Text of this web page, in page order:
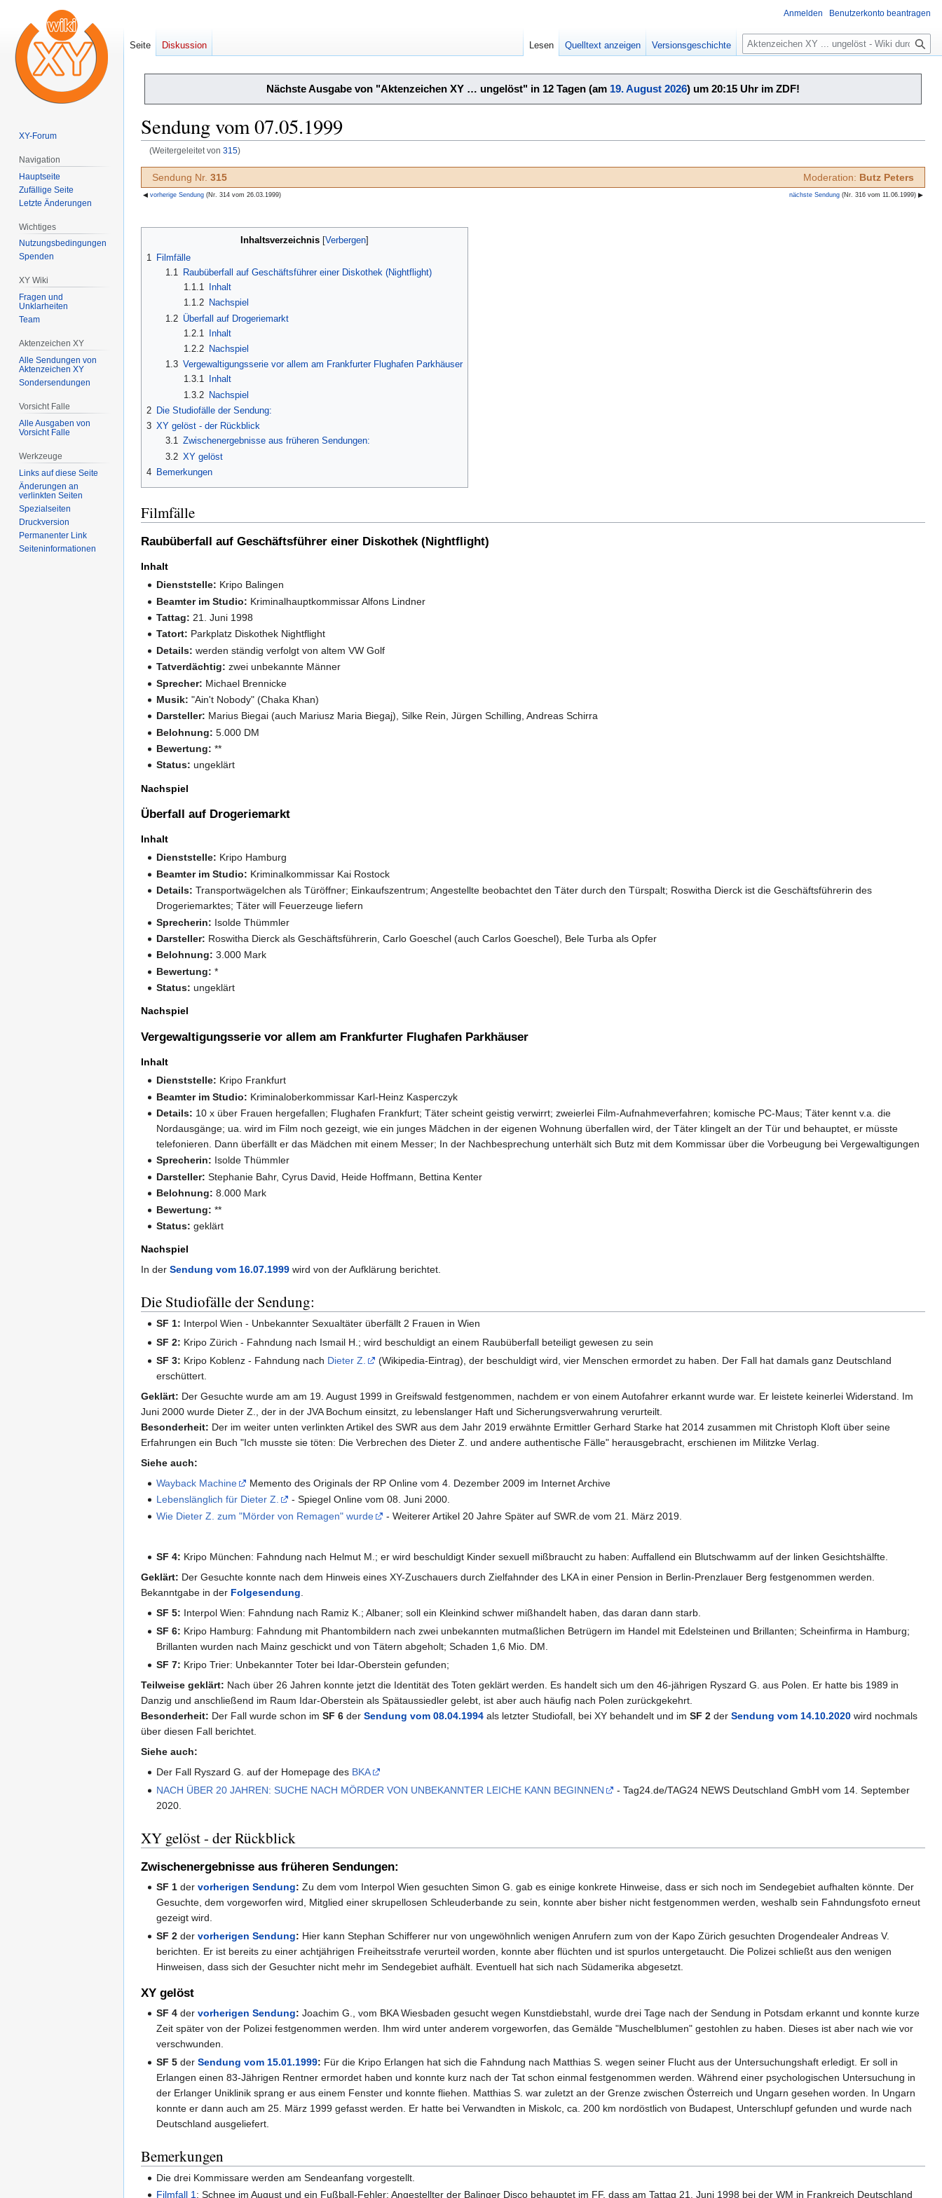
Nächste Ausgabe von "Aktenzeichen XY … ungelöst" in 12 Tagen (am 19. August 2026) um 20:15 Uhr im ZDF!
Sendung vom 07.05.1999
(Weitergeleitet von 315)
Zur
Navigation
Zur
Suche
Sendung Nr. 315 Moderation: Butz Peters
◀ vorherige Sendung (Nr. 314 vom 26.03.1999) nächste Sendung (Nr. 316 vom 11.06.1999) ▶
Inhaltsverzeichnis
1 Filmfälle
1.1
Raubüberfall auf Geschäftsführer einer Diskothek (Nightflight)
1.1.1
Inhalt
1.1.2 Nachspiel
1.2 Überfall auf Drogeriemarkt
1.2.1
Inhalt
1.2.2 Nachspiel
1.3 Vergewaltigungsserie vor allem am Frankfurter Flughafen Parkhäuser
1.3.1
Inhalt
1.3.2 Nachspiel
2 Die Studiofälle der Sendung:
3 XY gelöst - der Rückblick
3.1 Zwischenergebnisse aus früheren Sendungen:
3.2 XY gelöst
4 Bemerkungen
Filmfälle
Raubüberfall auf Geschäftsführer einer Diskothek (Nightflight)
Inhalt
Dienststelle: Kripo Balingen
Beamter im Studio: Kriminalhauptkommissar Alfons Lindner
Tattag: 21. Juni 1998
Tatort: Parkplatz Diskothek Nightflight
Details: werden ständig verfolgt von altem VW Golf
Tatverdächtig: zwei unbekannte Männer
Sprecher: Michael Brennicke
Musik: "Ain't Nobody" (Chaka Khan)
Darsteller: Marius Biegai (auch Mariusz Maria Biegaj), Silke Rein, Jürgen Schilling, Andreas Schirra
Belohnung: 5.000 DM
Bewertung: **
Status: ungeklärt
Nachspiel
Überfall auf Drogeriemarkt
Inhalt
Dienststelle: Kripo Hamburg
Beamter im Studio: Kriminalkommissar Kai Rostock
Details: Transportwägelchen als Türöffner; Einkaufszentrum; Angestellte beobachtet den Täter durch den Türspalt; Roswitha Dierck ist die Geschäftsführerin des
Drogeriemarktes; Täter will Feuerzeuge liefern
Sprecherin: Isolde Thümmler
Darsteller: Roswitha Dierck als Geschäftsführerin, Carlo Goeschel (auch Carlos Goeschel), Bele Turba als Opfer
Belohnung: 3.000 Mark
Bewertung: *
Status: ungeklärt
Nachspiel
Vergewaltigungsserie vor allem am Frankfurter Flughafen Parkhäuser
Inhalt
Dienststelle: Kripo Frankfurt
Beamter im Studio: Kriminaloberkommissar Karl-Heinz Kasperczyk
Details: 10 x über Frauen hergefallen; Flughafen Frankfurt; Täter scheint geistig verwirrt; zweierlei Film-Aufnahmeverfahren; komische PC-Maus; Täter kennt v.a. die
Nordausgänge; ua. wird im Film noch gezeigt, wie ein junges Mädchen in der eigenen Wohnung überfallen wird, der Täter klingelt an der Tür und behauptet, er müsste
telefonieren. Dann überfällt er das Mädchen mit einem Messer; In der Nachbesprechung unterhält sich Butz mit dem Kommissar über die Vorbeugung bei Vergewaltigungen
Sprecherin: Isolde Thümmler
Darsteller: Stephanie Bahr, Cyrus David, Heide Hoffmann, Bettina Kenter
Belohnung: 8.000 Mark
Bewertung: **
Status: geklärt
Nachspiel
In der Sendung vom 16.07.1999 wird von der Aufklärung berichtet.
Die Studiofälle der Sendung:
SF 1: Interpol Wien - Unbekannter Sexualtäter überfällt 2 Frauen in Wien
SF 2: Kripo Zürich - Fahndung nach Ismail H.; wird beschuldigt an einem Raubüberfall beteiligt gewesen zu sein
SF 3: Kripo Koblenz - Fahndung nach Dieter Z.
(Wikipedia-Eintrag), der beschuldigt wird, vier Menschen ermordet zu haben. Der Fall hat damals ganz Deutschland
erschüttert.
Geklärt: Der Gesuchte wurde am am 19. August 1999 in Greifswald festgenommen, nachdem er von einem Autofahrer erkannt wurde war. Er leistete keinerlei Widerstand. Im
Juni 2000 wurde Dieter Z., der in der JVA Bochum einsitzt, zu lebenslanger Haft und Sicherungsverwahrung verurteilt.
Besonderheit: Der im weiter unten verlinkten Artikel des SWR aus dem Jahr 2019 erwähnte Ermittler Gerhard Starke hat 2014 zusammen mit Christoph Kloft über seine
Erfahrungen ein Buch "Ich musste sie töten: Die Verbrechen des Dieter Z. und andere authentische Fälle" herausgebracht, erschienen im Militzke Verlag.
Siehe auch:
Wayback Machine
Memento des Originals der RP Online vom 4. Dezember 2009 im Internet Archive
Lebenslänglich für Dieter Z.
- Spiegel Online vom 08. Juni 2000.
Wie Dieter Z. zum "Mörder von Remagen" wurde
- Weiterer Artikel 20 Jahre Später auf SWR.de vom 21. März 2019.
SF 4: Kripo München: Fahndung nach Helmut M.; er wird beschuldigt Kinder sexuell mißbraucht zu haben: Auffallend ein Blutschwamm auf der linken Gesichtshälfte.
Geklärt: Der Gesuchte konnte nach dem Hinweis eines XY-Zuschauers durch Zielfahnder des LKA in einer Pension in Berlin-Prenzlauer Berg festgenommen werden.
Bekanntgabe in der Folgesendung
SF 5: Interpol Wien: Fahndung nach Ramiz K.; Albaner; soll ein Kleinkind schwer mißhandelt haben, das daran dann starb.
SF 6: Kripo Hamburg: Fahndung mit Phantombildern nach zwei unbekannten mutmaßlichen Betrügern im Handel mit Edelsteinen und Brillanten; Scheinfirma in Hamburg;
Brillanten wurden nach Mainz geschickt und von Tätern abgeholt; Schaden 1,6 Mio. DM.
SF 7: Kripo Trier: Unbekannter Toter bei Idar-Oberstein gefunden;
Teilweise geklärt: Nach über 26 Jahren konnte jetzt die Identität des Toten geklärt werden. Es handelt sich um den 46-jährigen Ryszard G. aus Polen. Er hatte bis 1989 in
Danzig und anschließend im Raum Idar-Oberstein als Spätaussiedler gelebt, ist aber auch häufig nach Polen zurückgekehrt.
Besonderheit: Der Fall wurde schon im SF 6 der Sendung vom 08.04.1994 als letzter Studiofall, bei XY behandelt und im SF 2 der Sendung vom 14.10.2020 wird nochmals
über diesen Fall berichtet.
Siehe auch:
Der Fall Ryszard G. auf der Homepage des BKA
NACH ÜBER 20 JAHREN: SUCHE NACH MÖRDER VON UNBEKANNTER LEICHE KANN BEGINNEN
- Tag24.de/TAG24 NEWS Deutschland GmbH vom 14. September
2020.
XY gelöst - der Rückblick
Zwischenergebnisse aus früheren Sendungen:
SF 1 dervorherigen Sendung: Zu dem vom Interpol Wien gesuchten Simon G. gab es einige konkrete Hinweise, dass er sich noch im Sendegebiet aufhalten könnte. Der
Gesuchte, dem vorgeworfen wird, Mitglied einer skrupellosen Schleuderbande zu sein, konnte aber bisher nicht festgenommen werden, weshalb sein Fahndungsfoto erneut
gezeigt wird.
SF 2 dervorherigen Sendung: Hier kann Stephan Schifferer nur von ungewöhnlich wenigen Anrufern zum von der Kapo Zürich gesuchten Drogendealer Andreas V.
berichten. Er ist bereits zu einer achtjährigen Freiheitsstrafe verurteil worden, konnte aber flüchten und ist spurlos untergetaucht. Die Polizei schließt aus den wenigen
Hinweisen, dass sich der Gesuchter nicht mehr im Sendegebiet aufhält. Eventuell hat sich nach Südamerika abgesetzt.
XY gelöst
SF 4 dervorherigen Sendung: Joachim G., vom BKA Wiesbaden gesucht wegen Kunstdiebstahl, wurde drei Tage nach der Sendung in Potsdam erkannt und konnte kurze
Zeit später von der Polizei festgenommen werden. Ihm wird unter anderem vorgeworfen, das Gemälde "Muschelblumen" gestohlen zu haben. Dieses ist aber nach wie vor
verschwunden.
SF 5 derSendung vom 15.01.1999: Für die Kripo Erlangen hat sich die Fahndung nach Matthias S. wegen seiner Flucht aus der Untersuchungshaft erledigt. Er soll in
Erlangen einen 83-Jährigen Rentner ermordet haben und konnte kurz nach der Tat schon einmal festgenommen werden. Während einer psychologischen Untersuchung in
der Erlanger Uniklinik sprang er aus einem Fenster und konnte fliehen. Matthias S. war zuletzt an der Grenze zwischen Österreich und Ungarn gesehen worden. In Ungarn
konnte er dann auch am 25. März 1999 gefasst werden. Er hatte bei Verwandten in Miskolc, ca. 200 km nordöstlich von Budapest, Unterschlupf gefunden und wurde nach
Deutschland ausgeliefert.
Bemerkungen
Die drei Kommissare werden am Sendeanfang vorgestellt.
Filmfall 1 : Schnee im August und ein Fußball-Fehler: Angestellter der Balinger Disco behauptet im FF, dass am Tattag 21. Juni 1998 bei der WM in Frankreich Deutschland
Anmelden Benutzerkonto beantragen
Seite Diskussion Lesen Quelltext anzeigen Versionsgeschichte
Suche
XY-Forum
Navigation
Hauptseite
Zufällige Seite
Letzte Änderungen
Wichtiges
Nutzungsbedingungen
Spenden
XY Wiki
Fragen und
Unklarheiten
Team
Aktenzeichen XY
Alle Sendungen von
Aktenzeichen XY
Sondersendungen
Vorsicht Falle
Alle Ausgaben von
Vorsicht Falle
Werkzeuge
Links auf diese Seite
Änderungen an
verlinkten Seiten
Spezialseiten
Druckversion
Permanenter Link
Seiten­­informationen